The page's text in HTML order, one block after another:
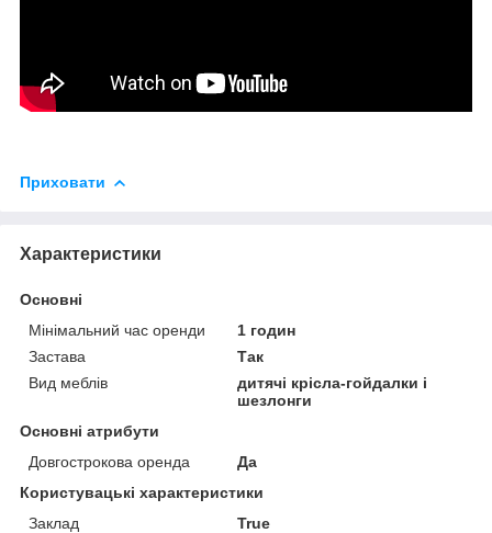
Приховати
Характеристики
Основні
Мінімальний час оренди
1 годин
Застава
Так
Вид меблів
дитячі крісла-гойдалки і
шезлонги
Основні атрибути
Довгострокова оренда
Да
Користувацькі характеристики
Заклад
True